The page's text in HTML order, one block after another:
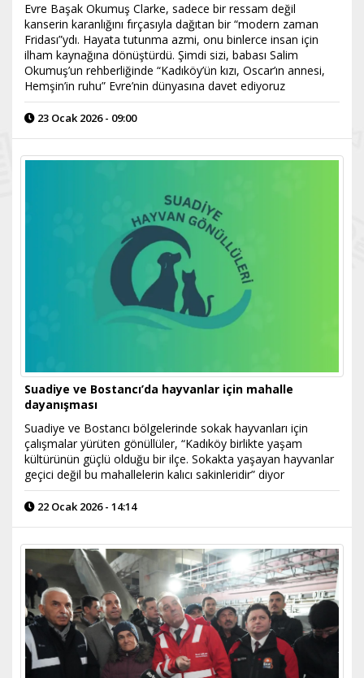
Evre Başak Okumuş Clarke, sadece bir ressam değil
kanserin karanlığını fırçasıyla dağıtan bir “modern zaman
Fridası”ydı. Hayata tutunma azmi, onu binlerce insan için
ilham kaynağına dönüştürdü. Şimdi sizi, babası Salim
Okumuş’un rehberliğinde “Kadıköy’ün kızı, Oscar’ın annesi,
Hemşin’in ruhu” Evre’nin dünyasına davet ediyoruz
23 Ocak 2026 - 09:00
Suadiye ve Bostancı’da hayvanlar için mahalle
dayanışması
Suadiye ve Bostancı bölgelerinde sokak hayvanları için
çalışmalar yürüten gönüllüler, “Kadıköy birlikte yaşam
kültürünün güçlü olduğu bir ilçe. Sokakta yaşayan hayvanlar
geçici değil bu mahallelerin kalıcı sakinleridir” diyor
22 Ocak 2026 - 14:14